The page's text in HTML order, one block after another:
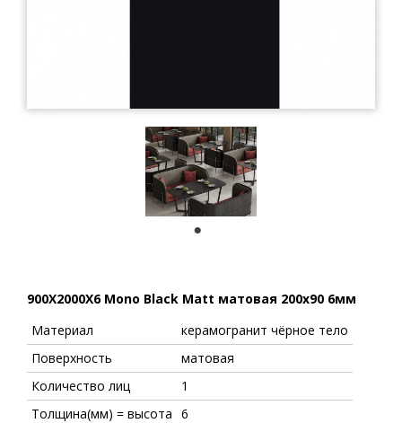
900X2000X6 Mono Black Matt матовая 200x90 6мм
Материал
керамогранит чёрное тело
Поверхность
матовая
Количество лиц
1
Толщина(мм) = высота 6